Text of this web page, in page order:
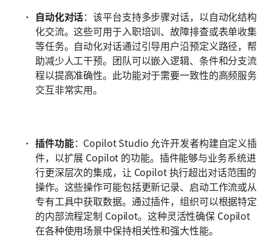
自动化对话：该平台支持多步骤对话，以自动化结构
化交流。这些可用于入职培训、故障排查或表单收集
等任务。自动化对话通过引导用户沿预定义路径，帮
助减少人工干预。团队可以嵌入逻辑、条件和分支流
程以提高准确性。此功能对于需要一致性的高频服务
交互非常实用。
插件功能：Copilot Studio 允许开发者构建自定义插
件，以扩展 Copilot 的功能。插件能够与业务系统进
行更深层次的集成，让 Copilot 执行超出对话范围的
操作。这些操作可能包括更新记录、启动工作流或从
专有工具中获取数据。通过插件，组织可以根据特定
的内部流程定制 Copilot。这种灵活性确保 Copilot
在各种使用场景中保持相关性和强大性能。